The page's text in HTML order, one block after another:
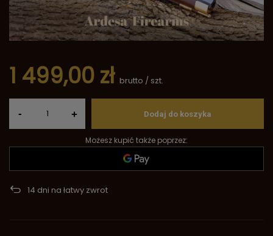
1 499,00 zł brutto / szt.
- + Dodaj do koszyka
Możesz kupić także poprzez:
14 dni na łatwy zwrot